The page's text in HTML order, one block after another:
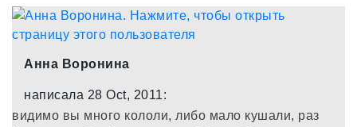
Анна Воронина
написала 28 Oct, 2011:
видимо вы много кололи, либо мало кушали, раз